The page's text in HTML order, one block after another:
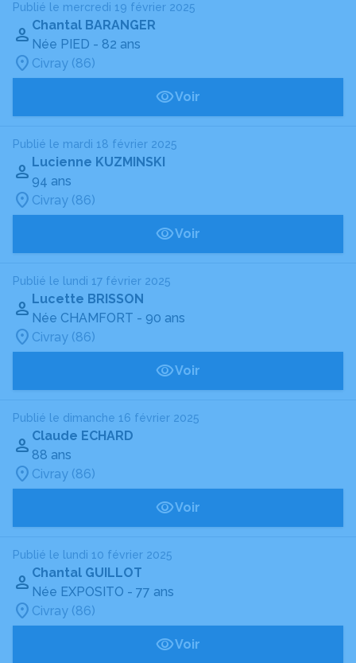
Publié le mercredi 19 février 2025
Chantal BARANGER
Née PIED - 82 ans
Civray (86)
Voir
Publié le mardi 18 février 2025
Lucienne KUZMINSKI
94 ans
Civray (86)
Voir
Publié le lundi 17 février 2025
Lucette BRISSON
Née CHAMFORT - 90 ans
Civray (86)
Voir
Publié le dimanche 16 février 2025
Claude ECHARD
88 ans
Civray (86)
Voir
Publié le lundi 10 février 2025
Chantal GUILLOT
Née EXPOSITO - 77 ans
Civray (86)
Voir